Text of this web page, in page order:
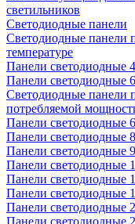
светильников
Светодиодные панели
Светодиодные панели
температуре
Панели светодиодные
Панели светодиодные
Светодиодные панели
потребляемой
Панели светодиодные
Панели светодиодные
Панели светодиодные
Панели светодиодные
Панели светодиодные
Панели светодиодные
Панели светодиодные
Панели светодиодные